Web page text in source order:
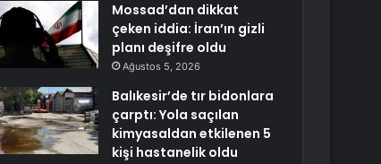
Mossad’dan dikkat
çeken iddia: İran’ın gizli
planı deşifre oldu
Ağustos 5, 2026
Balıkesir’de tır bidonlara
çarptı: Yola saçılan
kimyasaldan etkilenen 5
kişi hastanelik oldu